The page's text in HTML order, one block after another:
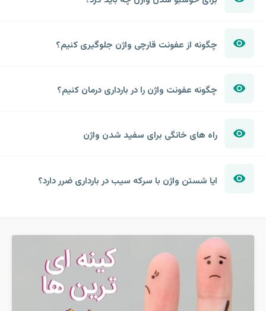
چگونه از عفونت قارچی واژن جلوگیری کنیم؟
چگونه عفونت واژن را در بارداری درمان کنیم؟
راه های خانگی برای سفید شدن واژن
ایا شستن واژن با سرکه سیب در بارداری ضرر دارد؟